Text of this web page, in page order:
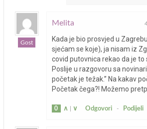
Gost
Melita
Kada je bio prosvjed u
sjećam se koje), ja nisam iz
covid putovnica rekao da je to
Poslije u razgovoru sa
početak je težak.” Na kakav
Početak čega?! Možemo
0 ∧ ∨ Odgovori- Podijeli